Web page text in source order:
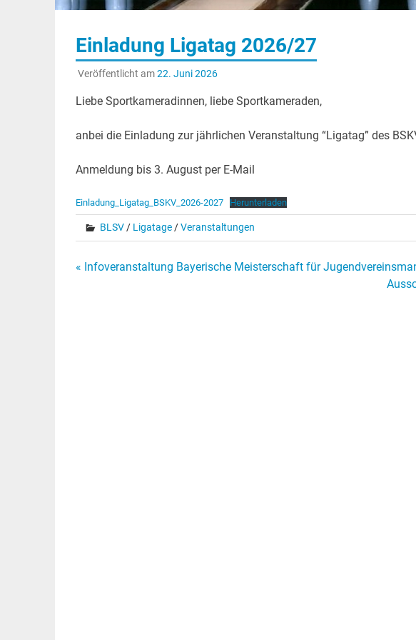
Einladung Ligatag 2026/27
Veröffentlicht am22. Juni 2026
Liebe Sportkameradinnen, liebe Sportkameraden,
anbei die Einladung zur jährlichen Veranstaltung “Ligatag” des
Anmeldung bis 3. August per E-Mail
Einladung_Ligatag_BSKV_2026-2027 Herunterladen
BLSV/ Ligatage/Veranstaltungen
Beitragsnavigation
« Infoveranstaltung Bayerische Meisterschaft für